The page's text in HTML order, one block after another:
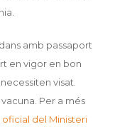
amb passaport
en vigor en bon
visat.
Per a més
oficial del Ministeri